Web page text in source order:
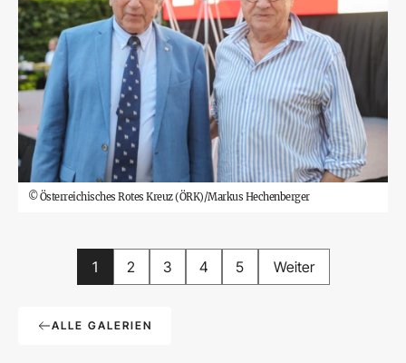
©Österreichisches Rotes Kreuz (ÖRK)/Markus Hechenberger
1 2 3 4 5 Weiter
ALLE GALERIEN